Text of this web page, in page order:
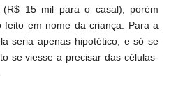
15 mil para o casal), porém
feito em nome da criança. Para a
seria apenas hipotético, e só se
se viesse a precisar das células-